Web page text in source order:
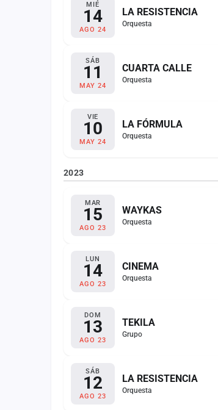
MIÉ
14
AGO 24
LA RESISTENCIA
Orquesta
SÁB
11
MAY 24
CUARTA CALLE
Orquesta
VIE
10
MAY 24
LA FÓRMULA
Orquesta
2023
MAR
15
AGO 23
WAYKAS
Orquesta
LUN
14
AGO 23
CINEMA
Orquesta
DOM
13
AGO 23
TEKILA
Grupo
SÁB
12
AGO 23
LA RESISTENCIA
Orquesta